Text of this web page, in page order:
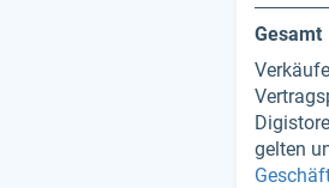
Gesamt
gelten